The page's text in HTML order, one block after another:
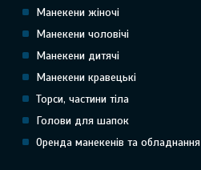
Манекени жіночі
Манекени чоловічі
Манекени дитячі
Манекени кравецькі
Торси, частини тіла
Голови для шапок
Оренда манекенів та обладнання